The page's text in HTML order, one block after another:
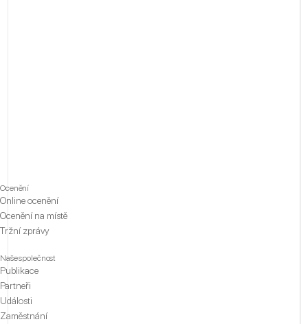
Ocenění
Online ocenění
Ocenění na místě
Tržní zprávy
Naše společnost
Publikace
Partneři
Události
Zaměstnání